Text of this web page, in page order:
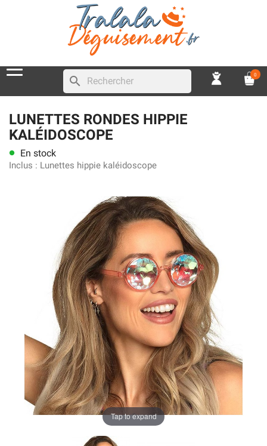
search 0
LUNETTES RONDES HIPPIE
KALÉIDOSCOPE
lens En stock
Inclus : Lunettes hippie kaléidoscope
Tap to expand